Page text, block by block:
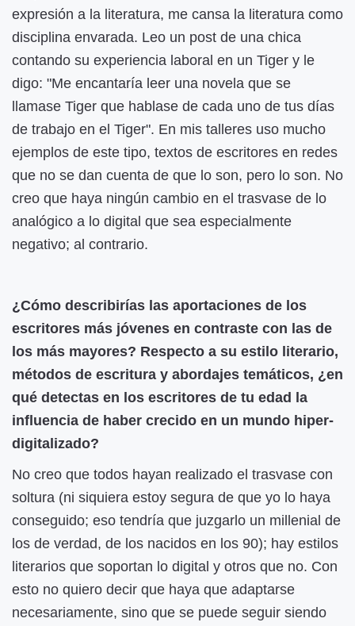
expresión a la literatura, me cansa la literatura como
disciplina envarada. Leo un post de una chica
contando su experiencia laboral en un Tiger y le
digo: "Me encantaría leer una novela que se
llamase Tiger que hablase de cada uno de tus días
de trabajo en el Tiger". En mis talleres uso mucho
ejemplos de este tipo, textos de escritores en redes
que no se dan cuenta de que lo son, pero lo son. No
creo que haya ningún cambio en el trasvase de lo
analógico a lo digital que sea especialmente
negativo; al contrario.
¿Cómo describirías las aportaciones de los
escritores más jóvenes en contraste con las de
los más mayores? Respecto a su estilo literario,
métodos de escritura y abordajes temáticos, ¿en
qué detectas en los escritores de tu edad la
influencia de haber crecido en un mundo hiper-
digitalizado?
No creo que todos hayan realizado el trasvase con
soltura (ni siquiera estoy segura de que yo lo haya
conseguido; eso tendría que juzgarlo un millenial de
los de verdad, de los nacidos en los 90); hay estilos
literarios que soportan lo digital y otros que no. Con
esto no quiero decir que haya que adaptarse
necesariamente, sino que se puede seguir siendo